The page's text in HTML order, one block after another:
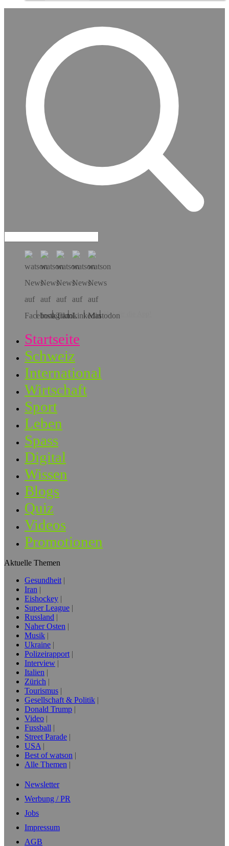
Hol dir die App!
Startseite
Schweiz
International
Wirtschaft
Sport
Leben
Spass
Digital
Wissen
Blogs
Quiz
Videos
Promotionen
Aktuelle Themen
Gesundheit
Iran
Eishockey
Super League
Russland
Naher Osten
Musik
Ukraine
Polizeirapport
Interview
Italien
Zürich
Tourismus
Gesellschaft & Politik
Donald Trump
Video
Fussball
Street Parade
USA
Best of watson
Alle Themen
Newsletter
Werbung / PR
Jobs
Impressum
AGB